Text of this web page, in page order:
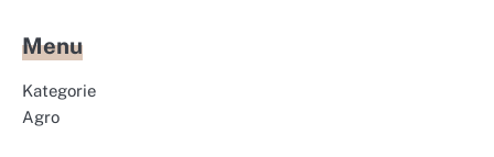
Menu
Kategorie
Agro